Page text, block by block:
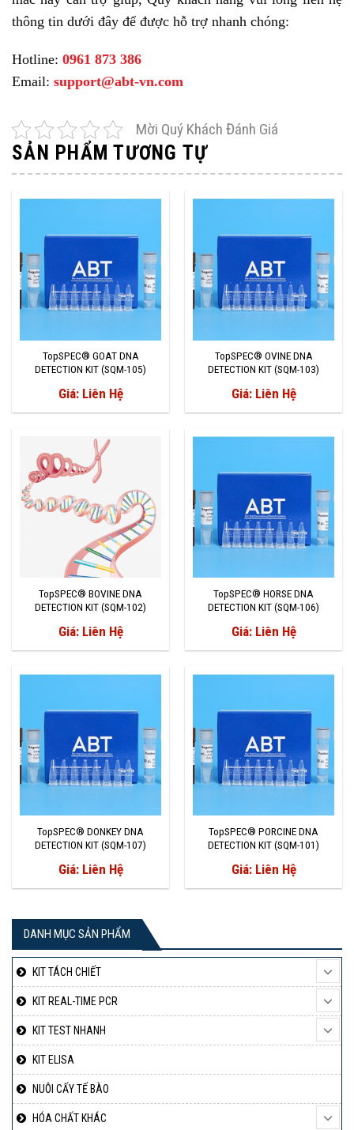
DANH MỤC SẢN PHẨM
KIT TÁCH CHIẾT
KIT REAL-TIME PCR
KIT TEST NHANH
KIT ELISA
NUÔI CẤY TẾ BÀO
HÓA CHẤT KHÁC
thông tin dưới đây để được hỗ trợ nhanh chóng:
Hotline: 0961 873 386
Email: support@abt-vn.com
Mời Quý Khách Đánh Giá
SẢN PHẨM TƯƠNG TỰ
TopSPEC® GOAT DNA
DETECTION KIT (SQM-105)
Giá: Liên Hệ
TopSPEC® OVINE DNA
DETECTION KIT (SQM-103)
Giá: Liên Hệ
TopSPEC® BOVINE DNA
DETECTION KIT (SQM-102)
Giá: Liên Hệ
TopSPEC® HORSE DNA
DETECTION KIT (SQM-106)
Giá: Liên Hệ
TopSPEC® DONKEY DNA
DETECTION KIT (SQM-107)
Giá: Liên Hệ
TopSPEC® PORCINE DNA
DETECTION KIT (SQM-101)
Giá: Liên Hệ